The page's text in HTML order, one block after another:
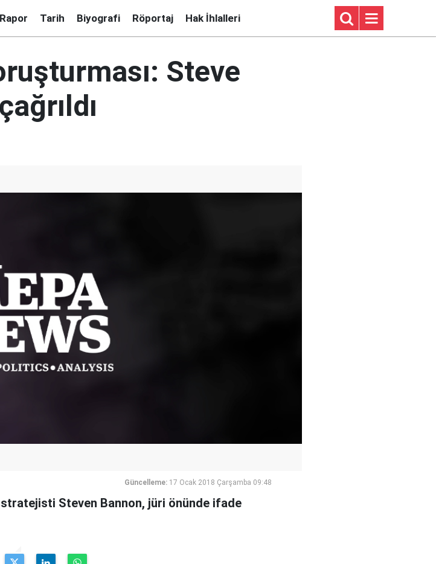
Rapor Tarih Biyografi Röportaj Hak İhlalleri
Steve
Güncelleme: 17 Ocak 2018 Çarşamba 09:48
Steven Bannon, jüri önünde ifade